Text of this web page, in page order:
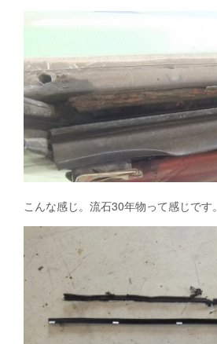
こんな感じ。流石30年物って感じです。